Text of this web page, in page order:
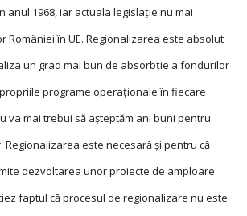
anul 1968, iar actuala legislaţie nu mai
României în UE. Regionalizarea este absolut
un grad mai bun de absorbţie a fondurilor
programe operaţionale în fiecare
va mai trebui să aşteptăm ani buni pentru
este necesară şi pentru că
dezvoltarea unor proiecte de amploare
faptul că procesul de regionalizare nu este